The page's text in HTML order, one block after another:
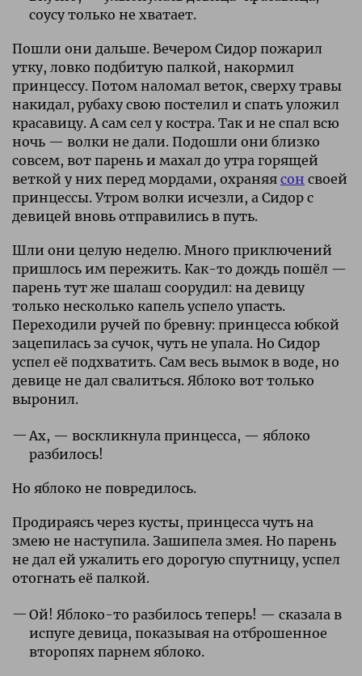
соусу только не хватает.
Пошли они дальше. Вечером Сидор пожарил
утку, ловко подбитую палкой, накормил
принцессу. Потом наломал веток, сверху травы
накидал, рубаху свою постелил и спать уложил
красавицу. А сам сел у костра. Так и не спал всю
ночь — волки не дали. Подошли они близко
совсем, вот парень и махал до утра горящей
веткой у них перед мордами, охраняя сон своей
принцессы. Утром волки исчезли, а Сидор с
девицей вновь отправились в путь.
Шли они целую неделю. Много приключений
пришлось им пережить. Как-то дождь пошёл —
парень тут же шалаш соорудил: на девицу
только несколько капель успело упасть.
Переходили ручей по бревну: принцесса юбкой
зацепилась за сучок, чуть не упала. Но Сидор
успел её подхватить. Сам весь вымок в воде, но
девице не дал свалиться. Яблоко вот только
выронил.
Ах, — воскликнула принцесса, — яблоко
разбилось!
Но яблоко не повредилось.
Продираясь через кусты, принцесса чуть на
змею не наступила. Зашипела змея. Но парень
не дал ей ужалить его дорогую спутницу, успел
отогнать её палкой.
Ой! Яблоко-то разбилось теперь! — сказала в
испуге девица, показывая на отброшенное
второпях парнем яблоко.